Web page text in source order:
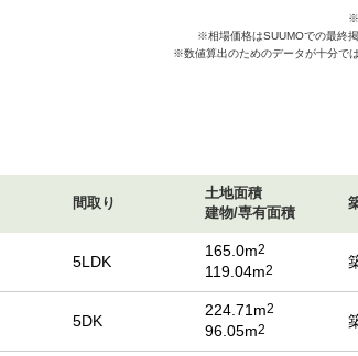
※
※相場価格はSUUMOでの最終
※数値算出のためのデータが十分で
間取り
土地面積
建物/専有面積
5LDK
165.0m2
119.04m2
5DK
224.71m2
96.05m2